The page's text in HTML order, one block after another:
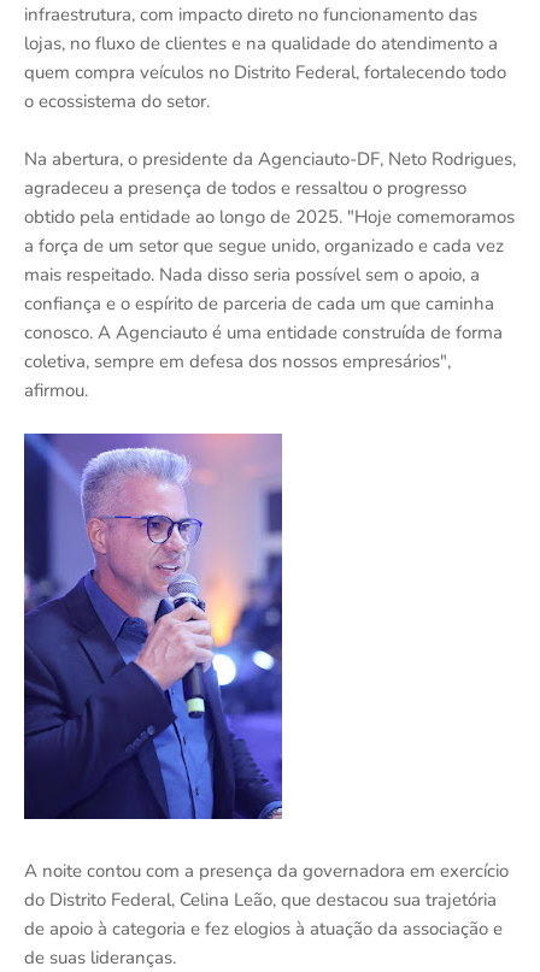
infraestrutura, com impacto direto no funcionamento das
lojas, no fluxo de clientes e na qualidade do atendimento a
quem compra veículos no Distrito Federal, fortalecendo todo
o ecossistema do setor.
Na abertura, o presidente da Agenciauto-DF, Neto Rodrigues,
agradeceu a presença de todos e ressaltou o progresso
obtido pela entidade ao longo de 2025. "Hoje comemoramos
a força de um setor que segue unido, organizado e cada vez
mais respeitado. Nada disso seria possível sem o apoio, a
confiança e o espírito de parceria de cada um que caminha
conosco. A Agenciauto é uma entidade construída de forma
coletiva, sempre em defesa dos nossos empresários",
afirmou.
A noite contou com a presença da governadora em exercício
do Distrito Federal, Celina Leão, que destacou sua trajetória
de apoio à categoria e fez elogios à atuação da associação e
de suas lideranças.